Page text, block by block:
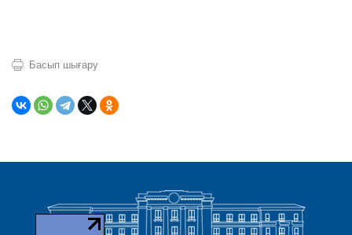
Басып шығару